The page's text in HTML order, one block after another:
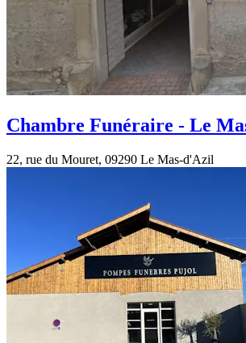
Chambre Funéraire - Le
22, rue du Mouret, 09290 Le Mas-d'Azil